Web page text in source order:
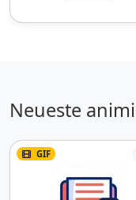
Neueste
GIF